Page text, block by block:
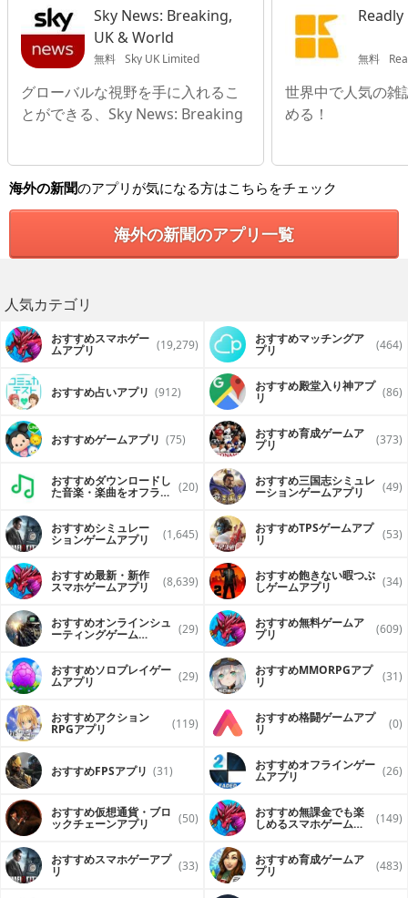
Sky News: Breaking,
UK & World
無料 Sky UK Limited
グローバルな視野を手に入れるこ
とができる、Sky News: Breaking
Readly
無料
世界中で人気の雑
める！
海外の新聞のアプリが気になる方はこちらをチェック
海外の新聞のアプリ一覧
人気カテゴリ
おすすめスマホゲー
ムアプリ (19,279) おすすめマッチングア
プリ (464)
おすすめ占いアプリ (912) おすすめ殿堂入り神アプ
リ (86)
おすすめゲームアプリ (75) おすすめ育成ゲームア
プリ (373)
おすすめダウンロードし
た音楽・楽曲をオフライ (20) おすすめ三国志シミュレ
ーションゲームアプリ (49)
おすすめシミュレー
ションゲームアプリ (1,645) おすすめTPSゲームアプ
リ (53)
おすすめ最新・新作
スマホゲームアプリ (8,639) おすすめ飽きない暇つぶ
しゲームアプリ (34)
おすすめオンラインシュ
ーティングゲーム (29) おすすめ無料ゲームア
プリ (609)
おすすめソロプレイゲー
ムアプリ (29) おすすめ MMORPGアプ
リ (31)
おすすめアクション
RPGアプリ (119) おすすめ格闘ゲームアプ
リ (0)
おすすめFPSアプリ (31) おすすめオフラインゲー
ムアプリ (26)
おすすめ仮想通貨・ブロ
ックチェーンアプリ (50) おすすめ無課金でも楽
しめるスマホゲームア (149)
おすすめスマホゲーアプ
リ (33) おすすめ育成ゲームア
プリ (483)